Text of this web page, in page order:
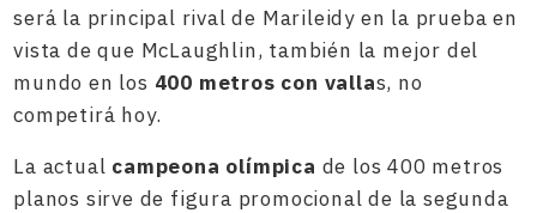
será la principal rival de Marileidy en la prueba en
vista de que McLaughlin, también la mejor del
mundo en los 400 metros con vallas, no
competirá hoy.
La actual campeona olímpica de los 400 metros
planos sirve de figura promocional de la segunda